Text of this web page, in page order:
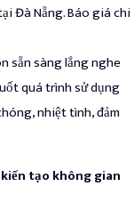
Đà Nẵng. Báo giá chi
sẵn sàng lắng nghe
quá trình sử dụng
nhiệt tình, đảm
tạo không gian